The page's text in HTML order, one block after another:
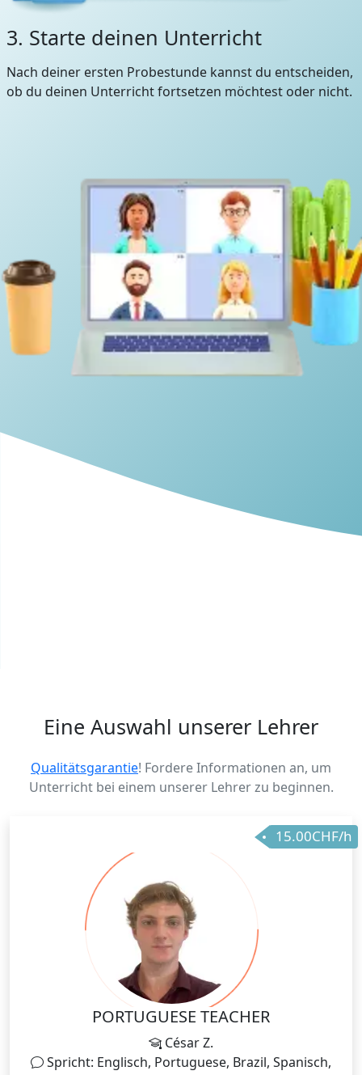
3. Starte deinen Unterricht
Nach deiner ersten Probestunde kannst du entscheiden,
ob du deinen Unterricht fortsetzen möchtest oder nicht.
Eine Auswahl unserer Lehrer
Qualitätsgarantie! Fordere Informationen an, um
Unterricht bei einem unserer Lehrer zu beginnen.
15.00CHF/h
PORTUGUESE TEACHER
César Z.
Spricht: Englisch, Portuguese, Brazil, Spanisch,